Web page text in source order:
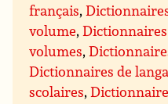
français,
volume,
volumes,
Dictionnaires de
scolaires,